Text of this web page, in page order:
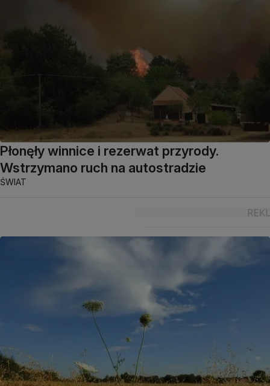
Płonęły winnice i rezerwat przyrody.
Wstrzymano ruch na autostradzie
ŚWIAT